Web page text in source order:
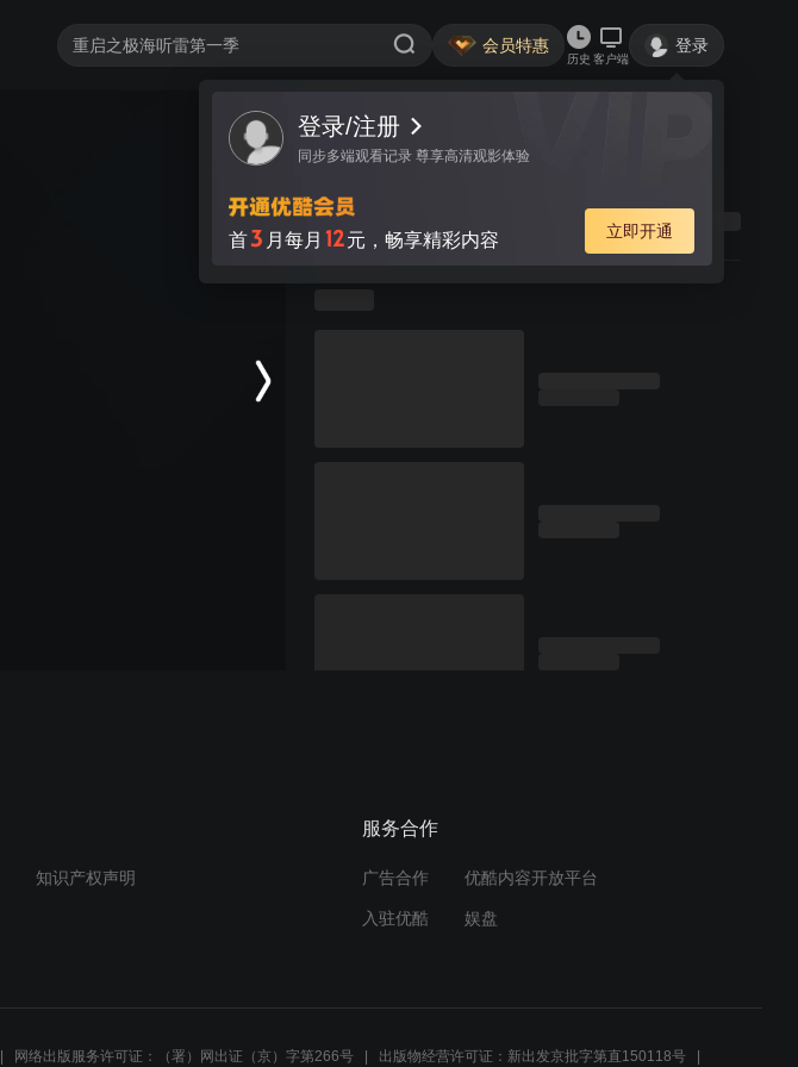
会员特惠
历史 客户端
登录
登录/注册
同步多端观看记录 尊享高清观影体验
首3 月每月 12元，畅享精彩内容 立即开通
知识产权声明
服务合作
广告合作 优酷内容开放平台
入驻优酷 娱盘
网络出版服务许可证：（署）网出证（京）字第266号 出版物经营许可证：新出发京批字第直150118号